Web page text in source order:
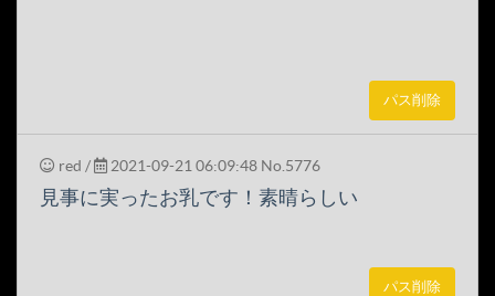
パス削除
red / 2021-09-21 06:09:48 No.5776
見事に実ったお乳です！素晴らしい
パス削除